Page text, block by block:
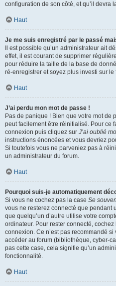
configuration de son côté, et qu’il devra
Haut
Je me suis enregistré par le passé
Il est possible qu’un administrateur ait
effet, il est courant de supprimer
pour réduire la taille de la base de
ré-enregistrer et soyez plus investi sur le
Haut
J’ai perdu mon mot de passe !
Pas de panique ! Bien que votre mot de
peut facilement être réinitialisé. Pour ce
connexion puis cliquez sur J’ai oublié
instructions énoncées et vous devriez
Si toutefois vous ne parveniez pas à
un administrateur du forum.
Haut
Pourquoi suis-je automatiquement
Si vous ne cochez pas la case Se
vous ne resterez connecté que pendant
que quelqu’un d’autre utilise votre
ordinateur. Pour rester connecté, cochez
connexion. Ce n’est pas recommandé
accéder au forum (bibliothèque, cyber-
pas cette case, cela signifie qu’un
fonctionnalité.
Haut